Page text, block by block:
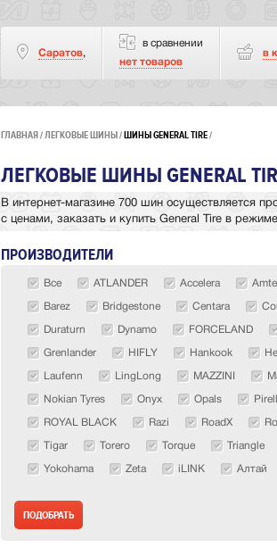
Саратов,
в сравнении
нет товаров
в
ГЛАВНАЯ ЛЕГКОВЫЕ ШИНЫ ШИНЫ GENERAL TIRE
ЛЕГКОВЫЕ ШИНЫ GENERAL
В интернет-магазине 700 шин осуществляется
с ценами, заказать и купить General Tire в
ПРОИЗВОДИТЕЛИ
Все ATLANDER Accelera Amtel
Barez Bridgestone Centara
Duraturn Dynamo FORCELAND
Grenlander HIFLY Hankook
Laufenn LingLong MAZZINI
Nokian Tyres Onyx Opals
ROYAL BLACK Razi RoadX
Tigar Torero Torque Triangle
Yokohama Zeta iLINK Алтай